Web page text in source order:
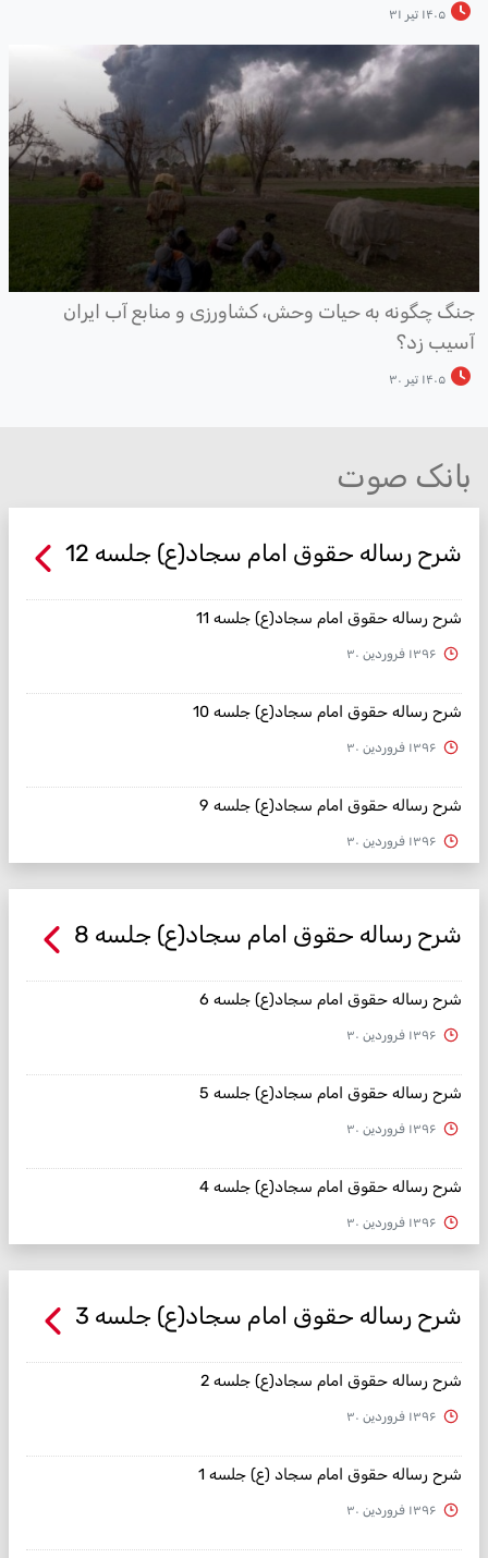
۱۴۰۵ تیر ۳۱
چگونه به حیات وحش، کشاورزی و منابع آب ایران
زد؟
۱۴۰۵ تیر ۳۰
بانک صوت
شرح رساله حقوق امام سجاد(ع) جلسه 12
شرح رساله حقوق امام سجاد(ع) جلسه 11
۱۳۹۶ فروردین ۳۰
شرح رساله حقوق امام سجاد(ع) جلسه 10
۱۳۹۶ فروردین ۳۰
شرح رساله حقوق امام سجاد(ع) جلسه 9
۱۳۹۶ فروردین ۳۰
شرح رساله حقوق امام سجاد(ع) جلسه 8
شرح رساله حقوق امام سجاد(ع) جلسه 6
۱۳۹۶ فروردین ۳۰
شرح رساله حقوق امام سجاد(ع) جلسه 5
۱۳۹۶ فروردین ۳۰
شرح رساله حقوق امام سجاد(ع) جلسه 4
۱۳۹۶ فروردین ۳۰
شرح رساله حقوق امام سجاد(ع) جلسه 3
شرح رساله حقوق امام سجاد(ع) جلسه 2
۱۳۹۶ فروردین ۳۰
شرح رساله حقوق امام سجاد (ع) جلسه 1
۱۳۹۶ فروردین ۳۰